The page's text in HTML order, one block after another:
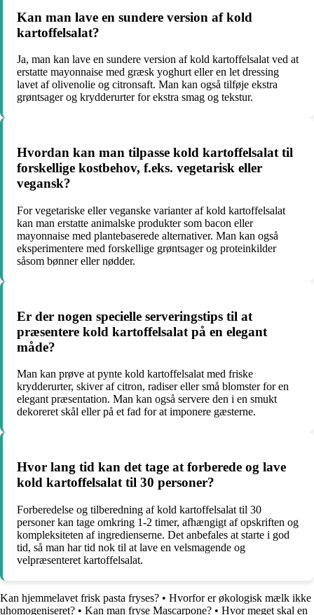
Kan man lave en sundere version af kold
kartoffelsalat?
Ja, man kan lave en sundere version af kold kartoffelsalat ved at
erstatte mayonnaise med græsk yoghurt eller en let dressing
lavet af olivenolie og citronsaft. Man kan også tilføje ekstra
grøntsager og krydderurter for ekstra smag og tekstur.
Hvordan kan man tilpasse kold kartoffelsalat til
forskellige kostbehov, f.eks. vegetarisk eller
vegansk?
For vegetariske eller veganske varianter af kold kartoffelsalat
kan man erstatte animalske produkter som bacon eller
mayonnaise med plantebaserede alternativer. Man kan også
eksperimentere med forskellige grøntsager og proteinkilder
såsom bønner eller nødder.
Er der nogen specielle serveringstips til at
præsentere kold kartoffelsalat på en elegant
måde?
Man kan prøve at pynte kold kartoffelsalat med friske
krydderurter, skiver af citron, radiser eller små blomster for en
elegant præsentation. Man kan også servere den i en smukt
dekoreret skål eller på et fad for at imponere gæsterne.
Hvor lang tid kan det tage at forberede og lave
kold kartoffelsalat til 30 personer?
Forberedelse og tilberedning af kold kartoffelsalat til 30
personer kan tage omkring 1-2 timer, afhængigt af opskriften og
kompleksiteten af ingredienserne. Det anbefales at starte i god
tid, så man har tid nok til at lave en velsmagende og
velpræsenteret kartoffelsalat.
Kan hjemmelavet frisk pasta fryses? • Hvorfor er økologisk mælk ikke
uhomogeniseret? • Kan man fryse Mascarpone? • Hvor meget skal en